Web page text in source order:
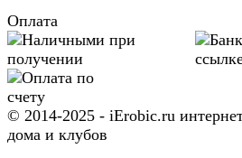
Оплата
© 2014-2025 - iErobic.ru
дома и клубов